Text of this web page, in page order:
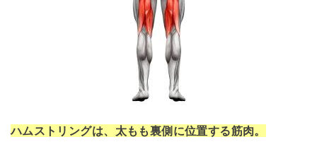
ハムストリングは、太もも裏側に位置する筋肉。